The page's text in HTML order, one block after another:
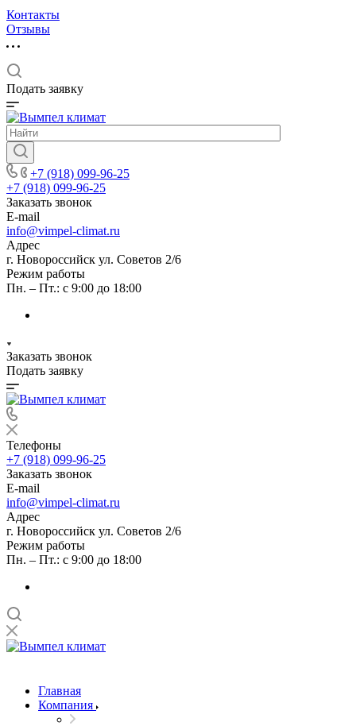
Контакты
Отзывы
Подать заявку
+7 (918) 099-96-25
+7 (918) 099-96-25
Заказать звонок
E-mail
info@vimpel-climat.ru
Адрес
г. Новороссийск ул. Советов 2/6
Режим работы
Пн. – Пт.: с 9:00 до 18:00
Заказать звонок
Подать заявку
Телефоны
+7 (918) 099-96-25
Заказать звонок
E-mail
info@vimpel-climat.ru
Адрес
г. Новороссийск ул. Советов 2/6
Режим работы
Пн. – Пт.: с 9:00 до 18:00
Главная
Компания